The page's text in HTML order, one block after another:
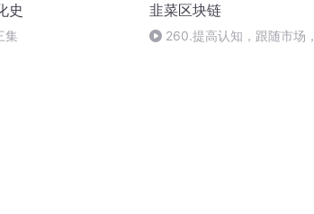
史
集
韭菜区块链
260.提高认知，跟随市场，